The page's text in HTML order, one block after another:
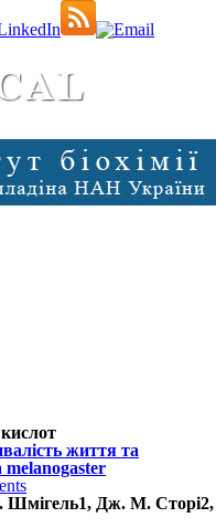
життя та
melanogaster
Шмігель1, Дж. М. Сторі2,